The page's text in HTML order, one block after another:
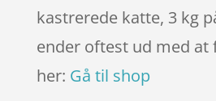
kastrerede katte, 3 kg
ender oftest ud med at
her: Gå til shop